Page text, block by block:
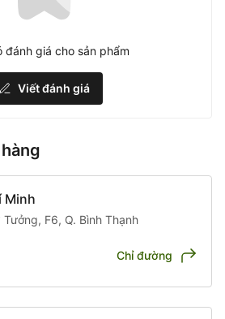
đánh giá cho sản phẩm
Viết đánh giá
Minh
F6, Q. Bình Thạnh
Chỉ đường